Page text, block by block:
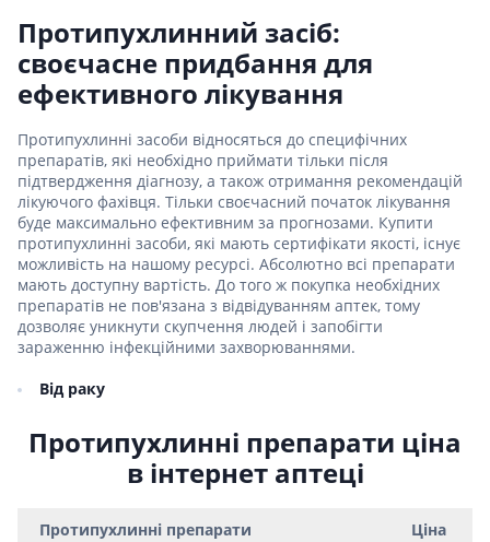
Протипухлинний засіб:
своєчасне придбання для
ефективного лікування
Протипухлинні засоби відносяться до специфічних
препаратів, які необхідно приймати тільки після
підтвердження діагнозу, а також отримання рекомендацій
лікуючого фахівця. Тільки своєчасний початок лікування
буде максимально ефективним за прогнозами. Купити
протипухлинні засоби, які мають сертифікати якості, існує
можливість на нашому ресурсі. Абсолютно всі препарати
мають доступну вартість. До того ж покупка необхідних
препаратів не пов'язана з відвідуванням аптек, тому
дозволяє уникнути скупчення людей і запобігти
зараженню інфекційними захворюваннями.
Від раку
Протипухлинні препарати ціна
в інтернет аптеці
Протипухлинні препарати Ціна